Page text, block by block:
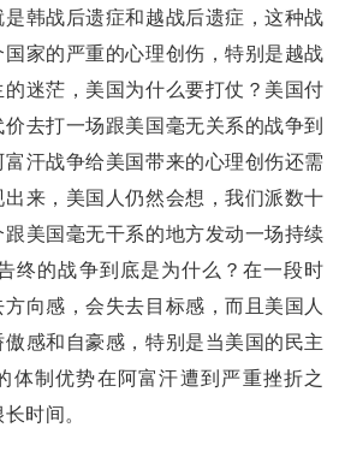
韩战后遗症和越战后遗症，这种战
家的严重的心理创伤，特别是越战
迷茫，美国为什么要打仗？美国付
去打一场跟美国毫无关系的战争到
汗战争给美国带来的心理创伤还需
来，美国人仍然会想，我们派数十
美国毫无干系的地方发动一场持续
终的战争到底是为什么？在一段时
向感，会失去目标感，而且美国人
感和自豪感，特别是当美国的民主
体制优势在阿富汗遭到严重挫折之
时间。